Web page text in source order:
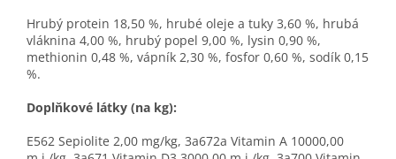
Hrubý protein 18,50 %, hrubé oleje a tuky 3,60 %, hrubá
vláknina 4,00 %, hrubý popel 9,00 %, lysin 0,90 %,
methionin 0,48 %, vápník 2,30 %, fosfor 0,60 %, sodík 0,15
%.
Doplňkové látky (na kg):
E562 Sepiolite 2,00 mg/kg, 3a672a Vitamin A 10000,00